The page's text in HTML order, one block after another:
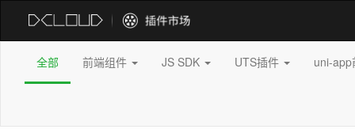
全部 前端组件 JS SDK UTS插件 uni-